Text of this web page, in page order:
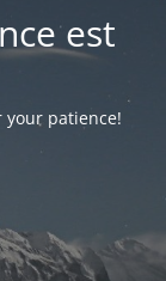
est
your patience!